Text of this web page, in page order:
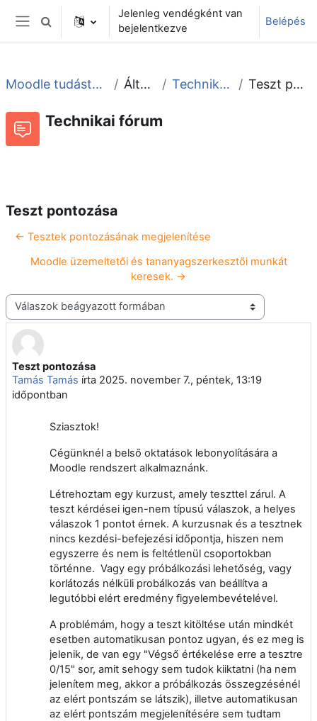
Tovább a fő tartalomhoz
Oldalpanel
Keresési bemeneti adatok váltása
Jelenleg vendégként van
bejelentkezve
Belépés
Moodle tudástár és fórum Általános Technikai fórum Teszt pontozása
Technikai fórum
Teszt pontozása
← Tesztek pontozásának megjelenítése
Moodle üzemeltetői és tananyagszerkesztői munkát
keresek. →
Megjelenítési mód
Teszt pontozása
Tamás Tamás írta 2025. november 7., péntek, 13:19
időpontban
Válaszok szám: 4
Sziasztok!
Cégünknél a belső oktatások lebonyolítására a
Moodle rendszert alkalmaznánk.
Létrehoztam egy kurzust, amely teszttel zárul. A
teszt kérdései igen-nem típusú válaszok, a helyes
válaszok 1 pontot érnek. A kurzusnak és a tesztnek
nincs kezdési-befejezési időpontja, hiszen nem
egyszerre és nem is feltétlenül csoportokban
történne. Vagy egy próbálkozási lehetőség, vagy
korlátozás nélküli probálkozás van beállítva a
legutóbbi elért eredmény figyelembevételével.
A problémám, hogy a teszt kitöltése után mindkét
esetben automatikusan pontoz ugyan, és ez meg is
jelenik, de van egy "Végső értékelése erre a tesztre
0/15" sor, amit sehogy sem tudok kiiktatni (ha nem
jelenítem meg, akkor a próbálkozás összegzésénél
az elért pontszám se látszik), illetve automatikusan
az elért pontszám megjelenítésére sem tudtam